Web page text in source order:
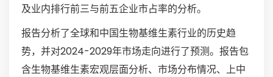
及业内排行前三与前五企业市占率的分析。
报告分析了全球和中国生物基维生素行业的历史趋
势，并对2024-2029年市场走向进行了预测。报告包
含生物基维生素宏观层面分析、市场分布情况、上中